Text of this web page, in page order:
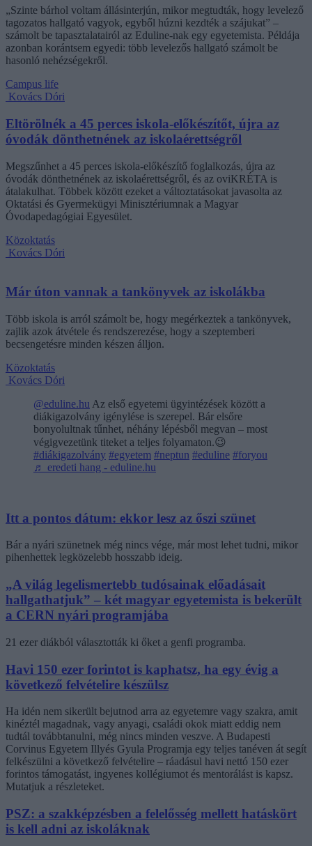
„Szinte bárhol voltam állásinterjún, mikor megtudták, hogy levelező
tagozatos hallgató vagyok, egyből húzni kezdték a szájukat” –
számolt be tapasztalatairól az Eduline-nak egy egyetemista. Példája
azonban korántsem egyedi: több levelezős hallgató számolt be
hasonló nehézségekről.
Campus life
Kovács Dóri
Eltörölnék a 45 perces iskola-előkészítőt, újra az
óvodák dönthetnének az iskolaérettségről
Megszűnhet a 45 perces iskola-előkészítő foglalkozás, újra az
óvodák dönthetnének az iskolaérettségről, és az oviKRÉTA is
átalakulhat. Többek között ezeket a változtatásokat javasolta az
Oktatási és Gyermekügyi Minisztériumnak a Magyar
Óvodapedagógiai Egyesület.
Közoktatás
Kovács Dóri
Már úton vannak a tankönyvek az iskolákba
Több iskola is arról számolt be, hogy megérkeztek a tankönyvek,
zajlik azok átvétele és rendszerezése, hogy a szeptemberi
becsengetésre minden készen álljon.
Közoktatás
Kovács Dóri
@eduline.hu Az első egyetemi ügyintézések között a
diákigazolvány igénylése is szerepel. Bár elsőre
bonyolultnak tűnhet, néhány lépésből megvan – most
végigvezetünk titeket a teljes folyamaton.😉
#diákigazolvány #egyetem #neptun #eduline #foryou
♬ eredeti hang - eduline.hu
Itt a pontos dátum: ekkor lesz az őszi szünet
Bár a nyári szünetnek még nincs vége, már most lehet tudni, mikor
pihenhettek legközelebb hosszabb ideig.
„A világ legelismertebb tudósainak előadásait
hallgathatjuk” – két magyar egyetemista is bekerült
a CERN nyári programjába
21 ezer diákból választották ki őket a genfi programba.
Havi 150 ezer forintot is kaphatsz, ha egy évig a
következő felvételire készülsz
Ha idén nem sikerült bejutnod arra az egyetemre vagy szakra, amit
kinéztél magadnak, vagy anyagi, családi okok miatt eddig nem
tudtál továbbtanulni, még nincs minden veszve. A Budapesti
Corvinus Egyetem Illyés Gyula Programja egy teljes tanéven át segít
felkészülni a következő felvételire – ráadásul havi nettó 150 ezer
forintos támogatást, ingyenes kollégiumot és mentorálást is kapsz.
Mutatjuk a részleteket.
PSZ: a szakképzésben a felelősség mellett hatáskört
is kell adni az iskoláknak